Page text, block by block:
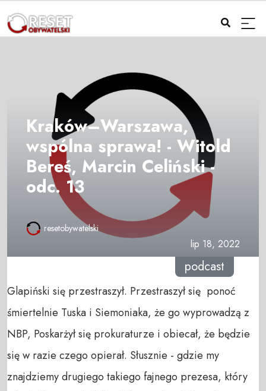
Kraków–Warszawa,
wspólna sprawa! - Witold
Bereś, Marcin Celiński -
odc. 13
resetobywatelski
lip 18, 2022
podcast
Glapiński się przestraszył. Przestraszył się ponoć
śmiertelnie Tuska i Siemoniaka, że go wyprowadzą z
NBP, Poskarżył się prokuraturze i obiecał, że będzie
się w razie czego opierał. Słusznie - gdzie my
znajdziemy drugiego takiego fajnego prezesa, który